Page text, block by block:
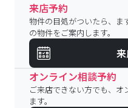
来店予約
物件の目処がついたら、ま
の物件をご案内します。
オンライン相談予約
ご来店できない方でも、
ます。